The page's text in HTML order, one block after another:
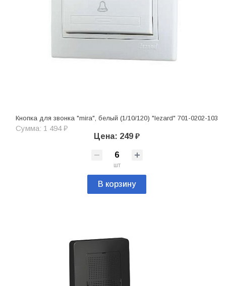
Кнопка для звонка "mira", белый (1/10/120) "lezard" 701-0202-103
Сумма: 1 494 ₽
Цена: 249 ₽
шт
В корзину